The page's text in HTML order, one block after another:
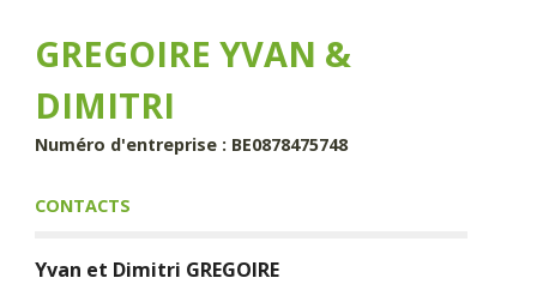
principalGREGOIRE YVAN &
DIMITRI
Numéro d'entreprise : BE0878475748
CONTACTS
Yvan et Dimitri GREGOIRE